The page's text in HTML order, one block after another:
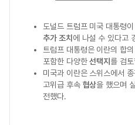
도널드 트럼프 미국 대통령
추가 조치 에 나설 수 있다고
트럼프 대통령은 이란의 합
포함한 다양한선택지 를 검
미국과 이란은 스위스에서 종
고위급 후속 협상을 했으며
전했다.